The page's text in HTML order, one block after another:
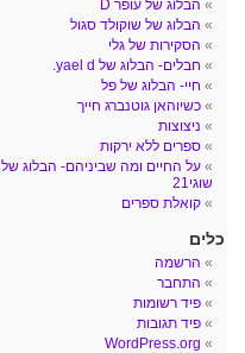
הבלוג של עופר D
הבלוג של שוקולד סגול
הסקירות של גלי
חבלים- הבלוג של yael d.
חיי- הבלוג של פל
כשיוהאן גוטנברג חייך
ניצוצות
ספרים ללא ירקות
על החיים ומה שביניהם- הבלוג של
שוגי21
קואלת ספרים
כלים
הרשמה
התחבר
פיד רשומות
פיד תגובות
WordPress.org